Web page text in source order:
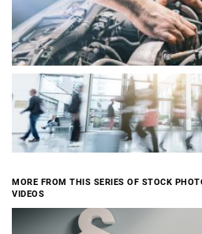
MORE FROM THIS SERIES OF STOCK
VIDEOS